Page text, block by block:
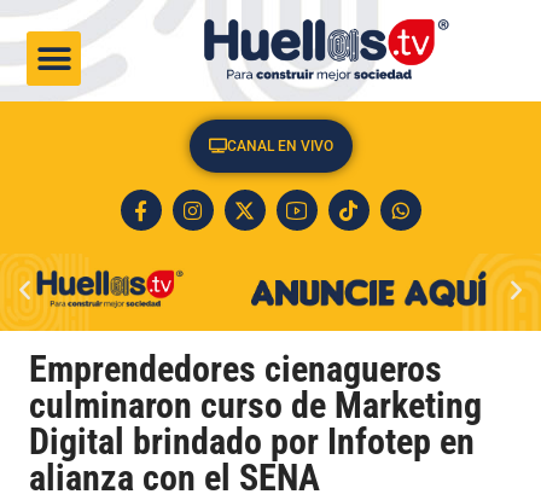
CANAL EN VIVO
Emprendedores cienagueros
culminaron curso de Marketing
Digital brindado por Infotep en
alianza con el SENA